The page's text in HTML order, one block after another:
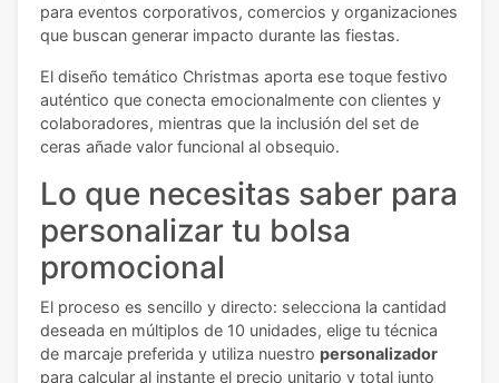
para eventos corporativos, comercios y organizaciones
que buscan generar impacto durante las fiestas.
El diseño temático Christmas aporta ese toque festivo
auténtico que conecta emocionalmente con clientes y
colaboradores, mientras que la inclusión del set de
ceras añade valor funcional al obsequio.
Lo que necesitas saber para
personalizar tu bolsa
promocional
El proceso es sencillo y directo: selecciona la cantidad
deseada en múltiplos de 10 unidades, elige tu técnica
de marcaje preferida y utiliza nuestro personalizador
para calcular al instante el precio unitario y total junto